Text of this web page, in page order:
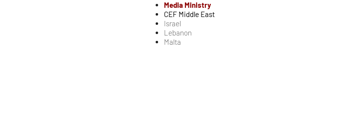
Media Ministry
CEF Middle East
Israel
Lebanon
Malta